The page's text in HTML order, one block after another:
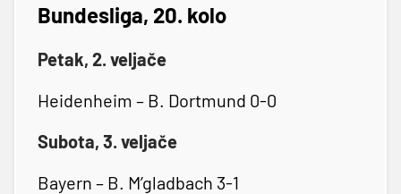
Bundesliga, 20. kolo
Petak, 2. veljače
Heidenheim – B. Dortmund 0-0
Subota, 3. veljače
Bayern – B. M’gladbach 3-1